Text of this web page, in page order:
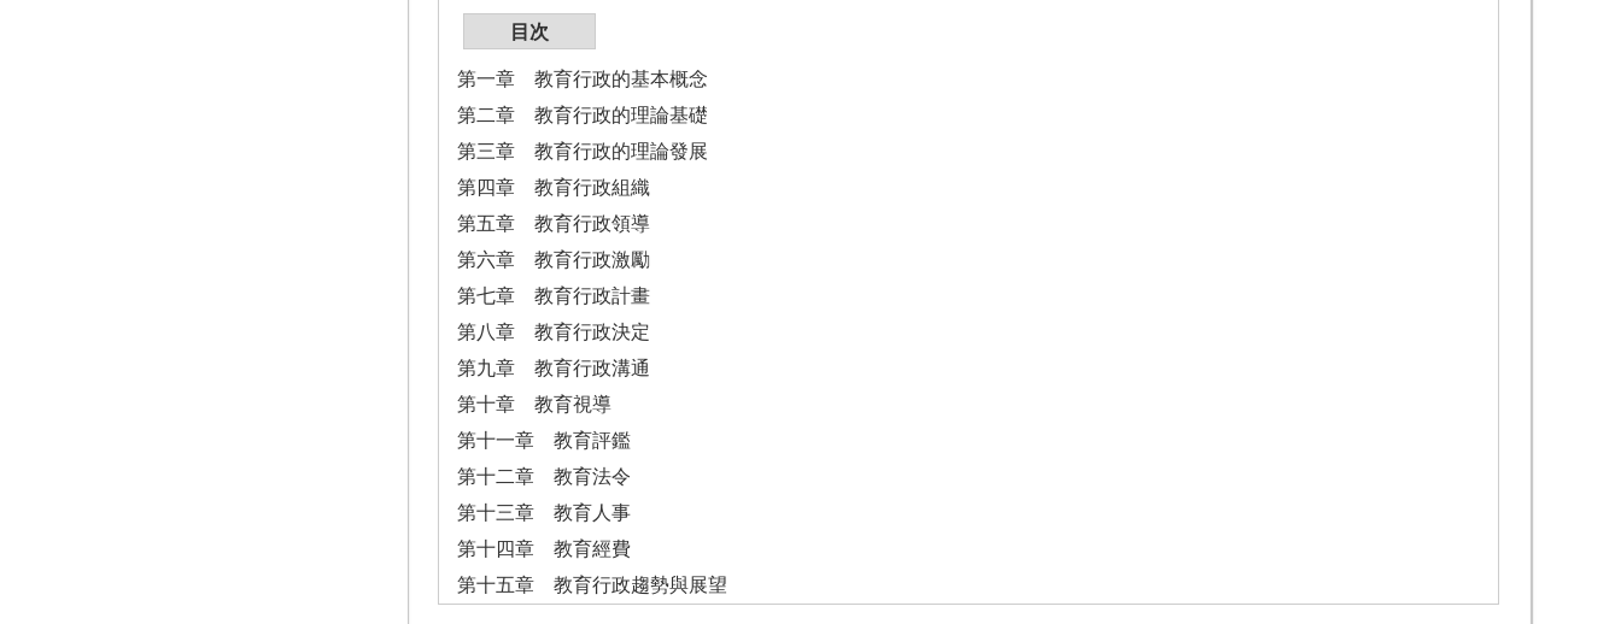
目次
第一章 教育行政的基本概念
第二章 教育行政的理論基礎
第三章 教育行政的理論發展
第四章 教育行政組織
第五章 教育行政領導
第六章 教育行政激勵
第七章 教育行政計畫
第八章 教育行政決定
第九章 教育行政溝通
第十章 教育視導
第十一章 教育評鑑
第十二章 教育法令
第十三章 教育人事
第十四章 教育經費
第十五章 教育行政趨勢與展望